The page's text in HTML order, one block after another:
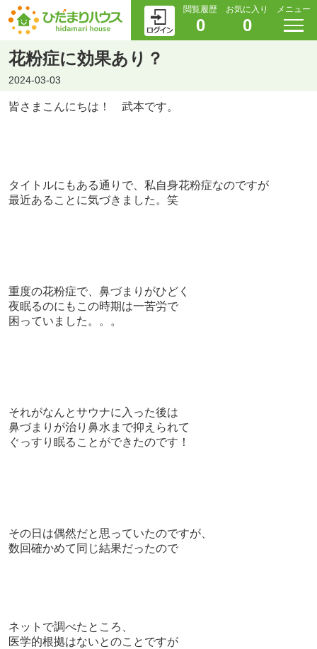
閲覧履歴
0
お気に入り
0
メニュー
花粉症に効果あり？
2024-03-03
皆さまこんにちは！ 武本です。
タイトルにもある通りで、私自身花粉症なのですが
最近あることに気づきました。笑
重度の花粉症で、鼻づまりがひどく
夜眠るのにもこの時期は一苦労で
困っていました。。。
それがなんとサウナに入った後は
鼻づまりが治り鼻水まで抑えられて
ぐっすり眠ることができたのです！
その日は偶然だと思っていたのですが、
数回確かめて同じ結果だったので
ネットで調べたところ、
医学的根拠はないとのことですが